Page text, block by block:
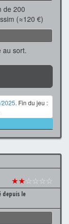
de 200
(≈120 €)
au sort.
. Fin du jeu :
★★☆☆☆☆
depuis le